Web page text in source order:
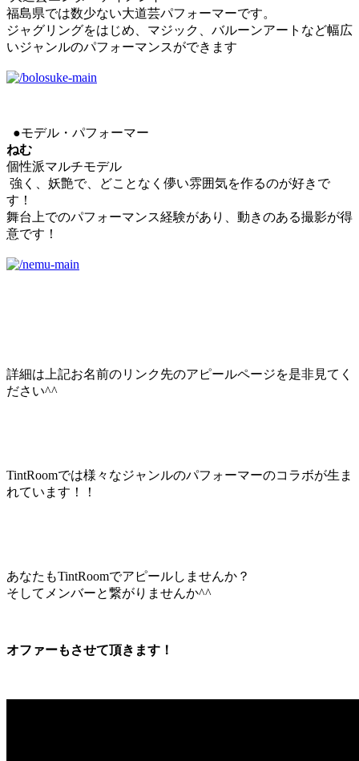
福島県では数少ない大道芸パフォーマーです。
ジャグリングをはじめ、マジック、バルーンアートなど幅広
いジャンルのパフォーマンスができます
●モデル・パフォーマー
ねむ
個性派マルチモデル
強く、妖艶で、どことなく儚い雰囲気を作るのが好きで
す！
舞台上でのパフォーマンス経験があり、動きのある撮影が得
意です！
詳細は上記お名前のリンク先のアピールページを是非見てく
ださい^^
TintRoomでは様々なジャンルのパフォーマーのコラボが生ま
れています！！
あなたもTintRoomでアピールしませんか？
そしてメンバーと繋がりませんか^^
オファーもさせて頂きます！